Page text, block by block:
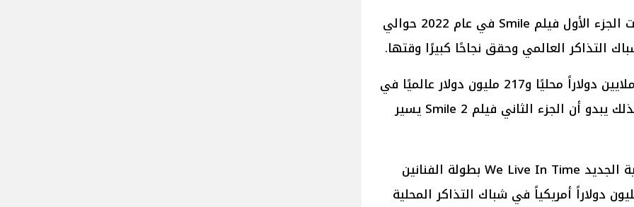
الجدير بالذكر أنه بلغ إجمالي إيرادات الجزء الأول فيلم Smile في عام 2022 حوالي
حيث حقق الجزء الأول حوالي 105 ملايين دولاراً محليًا و217 مليون دولار عالميًا في
شباك التذاكر بحلول نهاية عرضه، لذلك يبدو أن الجزء الثاني فيلم Smile 2 يسير
بينما حقق فيلم الدراما والرومانسية الجديد We Live In Time بطولة الفنانين
جارفيلد و فلورانس بيو 4.5 مليون دولاراً أمريكياً في شباك التذاكر المحلية